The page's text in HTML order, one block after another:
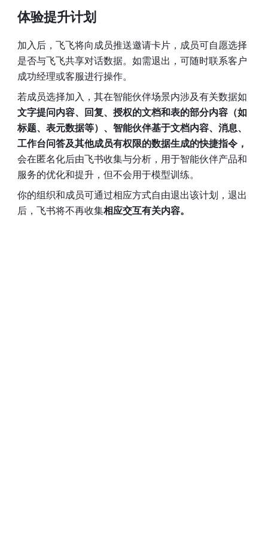
体验提升计划
加入后，飞飞将向成员推送邀请卡片，成员可自愿选择
是否与飞飞共享对话数据。如需退出，可随时联系客户
成功经理或客服进行操作。
若成员选择加入，其在智能伙伴场景内涉及有关数据如
文字提问内容、回复、授权的文档和表的部分内容（如
标题、表元数据等）、智能伙伴基于文档内容、消息、
工作台问答及其他成员有权限的数据生成的快捷指令，
会在匿名化后由飞书收集与分析，用于智能伙伴产品和
服务的优化和提升，但不会用于模型训练。
你的组织和成员可通过相应方式自由退出该计划，退出
后，飞书将不再收集相应交互有关内容。